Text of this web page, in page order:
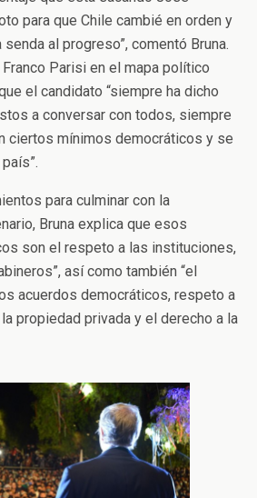
para que Chile cambié en orden y
al progreso”, comentó Bruna.
Parisi en el mapa político
el candidato “siempre ha dicho
a conversar con todos, siempre
ciertos mínimos democráticos y se
para culminar con la
Bruna explica que esos
son el respeto a las instituciones,
así como también “el
acuerdos democráticos, respeto a
propiedad privada y el derecho a la